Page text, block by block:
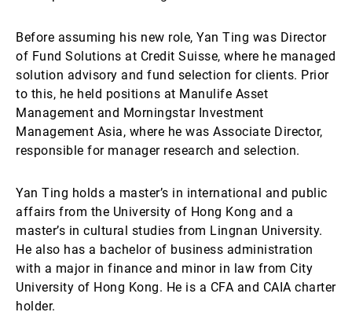
Before assuming his new role, Yan Ting was Director
of Fund Solutions at Credit Suisse, where he managed
solution advisory and fund selection for clients. Prior
to this, he held positions at Manulife Asset
Management and Morningstar Investment
Management Asia, where he was Associate Director,
responsible for manager research and selection.
Yan Ting holds a master’s in international and public
affairs from the University of Hong Kong and a
master’s in cultural studies from Lingnan University.
He also has a bachelor of business administration
with a major in finance and minor in law from City
University of Hong Kong. He is a CFA and CAIA charter
holder.